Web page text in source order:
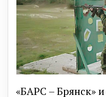
«БАРС – Брянск»